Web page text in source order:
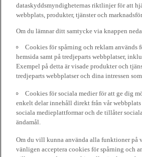
dataskyddsmyndigheternas riktlinjer för att
webbplats, produkter, tjänster och
Om du lämnar ditt samtycke via knappen
Cookies för spårning och reklam används
hemsida samt på tredjeparts webbplatser,
Exempel på detta är visade produkter och
tredjeparts webbplatser och dina intressen
Cookies för sociala medier för att ge dig
enkelt delar innehåll direkt från vår webbplats
sociala medieplattformar och de tillåter
ändamål.
Om du vill kunna använda alla funktioner på
vänligen acceptera cookies för spårning och